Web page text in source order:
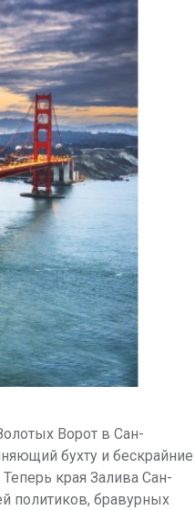
Ворот в Сан-
бухту и бескрайние
края Залива Сан-
политиков, бравурных